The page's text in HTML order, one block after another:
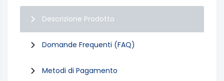
Descrizione Prodotto
Domande Frequenti (FAQ)
Metodi di Pagamento